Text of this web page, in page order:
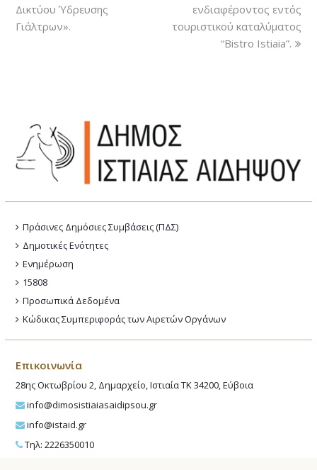
Δικτύου Ύδρευσης
Γιάλτρων».
ενδιαφέροντος εντός
τουριστικού καταλύματος
“Bistro Ιstiaia”.
Πράσινες Δημόσιες Συμβάσεις (ΠΔΣ)
Δημοτικές Ενότητες
Ενημέρωση
15808
Προσωπικά Δεδομένα
Κώδικας Συμπεριφοράς των Αιρετών Οργάνων
Επικοινωνία
28ης Οκτωβρίου 2, Δημαρχείο, Ιστιαία ΤΚ 34200, Εύβοια
info@dimosistiaiasaidipsou.gr
info@istaid.gr
Τηλ: 2226350010